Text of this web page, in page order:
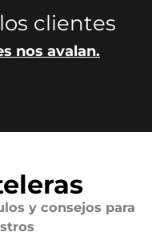
clientes
nos avalan.
y consejos para